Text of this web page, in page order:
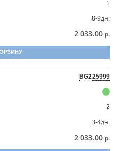
1
8-9дн.
2 033.00 р.
BG225999
2
3-4дн.
2 033.00 р.